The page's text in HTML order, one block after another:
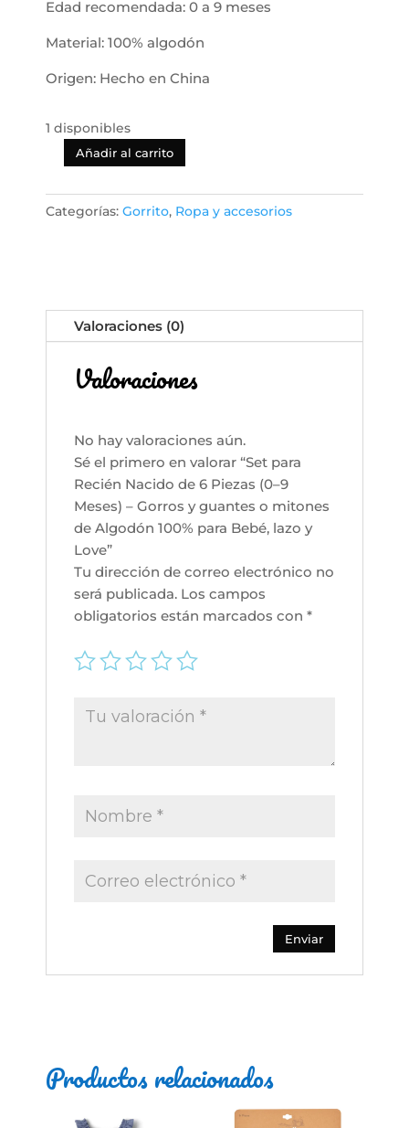
Edad recomendada: 0 a 9 meses
Material: 100% algodón
Origen: Hecho en China
1 disponibles
Set
Recién
(0–
9
guantes
mitones
Algodón
100%
Bebé,
Love
Añadir al carrito
Categorías: Gorrito, Ropa y accesorios
Valoraciones (0)
Valoraciones
No hay valoraciones aún.
Sé el primero en valorar “Set para
Recién Nacido de 6 Piezas (0–9
Meses) – Gorros y guantes o mitones
de Algodón 100% para Bebé, lazo y
Love”
Tu dirección de correo electrónico no
será publicada. Los campos
obligatorios están marcados con *
Productos relacionados